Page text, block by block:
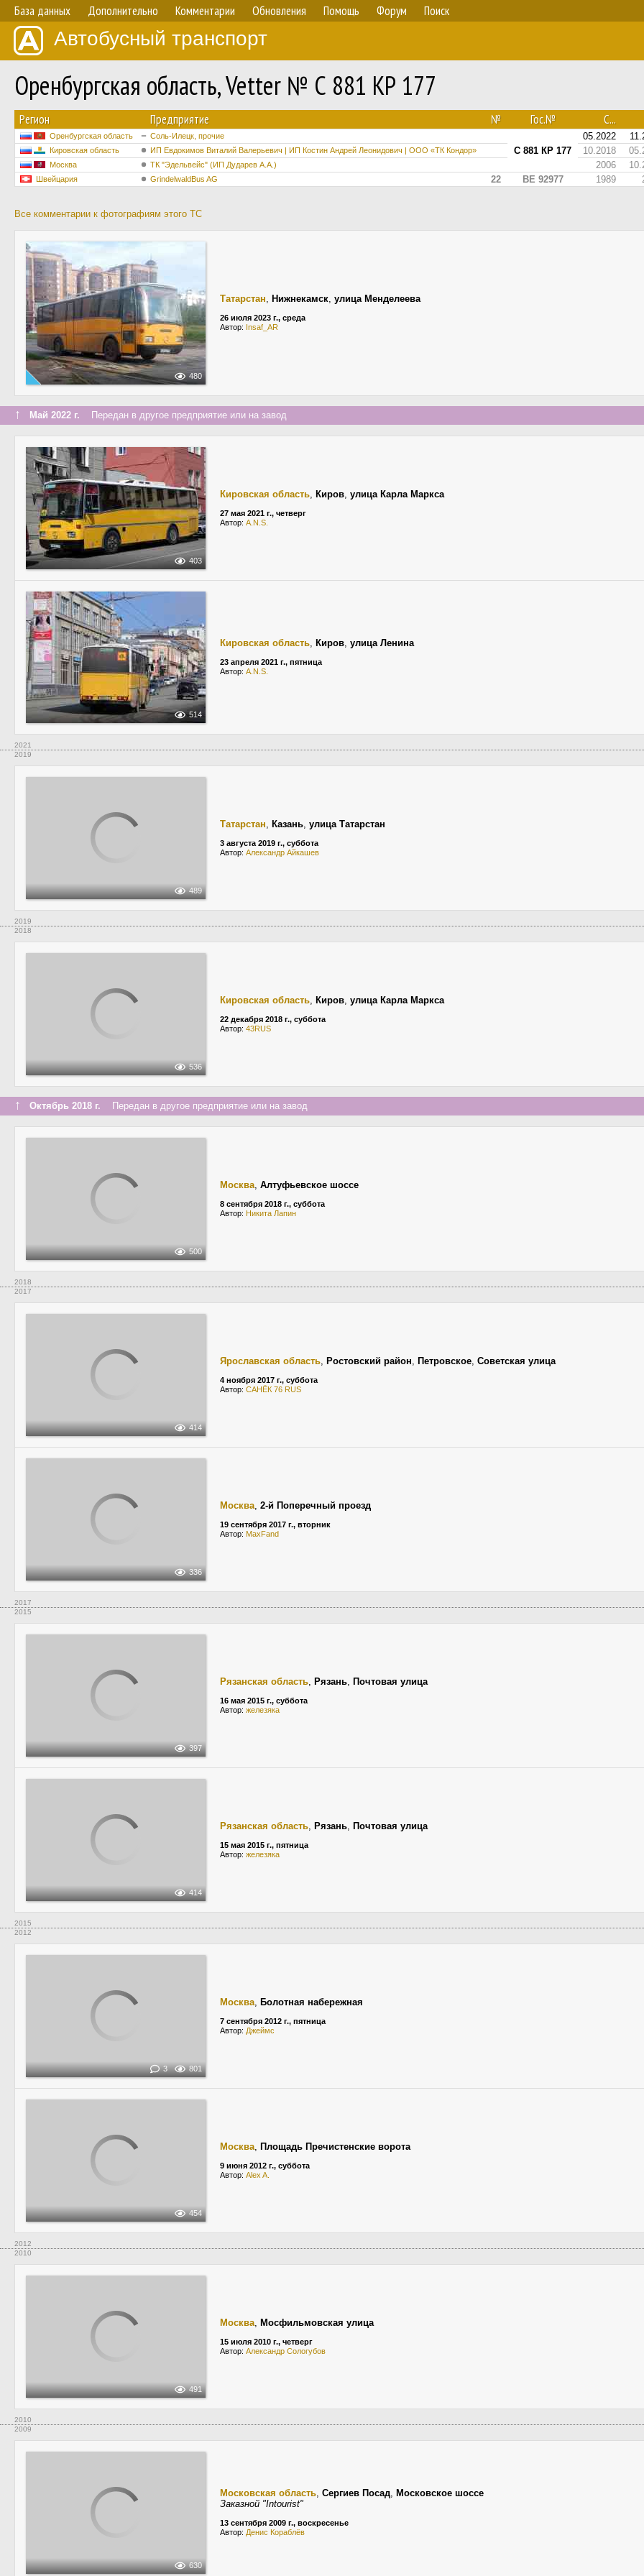
База данных Дополнительно Комментарии Обновления Помощь Форум Поиск
Автобусный транспорт
Оренбургская область, Vetter № С 881 КР 177
Регион Предприятие № Гос.№ С...
Оренбургская область Соль-Илецк, прочие
С 881 КР 177
05.2022
Кировская область ИП Евдокимов Виталий Валерьевич | ИП Костин Андрей Леонидович | ООО «ТК Кондор» 10.2018
Москва ТК "Эдельвейс" (ИП Дударев А.А.) 2006
Швейцария GrindelwaldBus AG 22 BE 92977 1989
Все комментарии к фотографиям этого ТС
480
Татарстан, Нижнекамск, улица Менделеева
26 июля 2023 г., среда
Автор: Insaf_AR
↑ Май 2022 г. Передан в другое предприятие или на завод
403
Кировская область, Киров, улица Карла Маркса
27 мая 2021 г., четверг
Автор: A.N.S.
514
Кировская область, Киров, улица Ленина
23 апреля 2021 г., пятница
Автор: A.N.S.
2021
2019
489
Татарстан, Казань, улица Татарстан
3 августа 2019 г., суббота
Автор: Александр Айкашев
2019
2018
536
Кировская область, Киров, улица Карла Маркса
22 декабря 2018 г., суббота
Автор: 43RUS
↑ Октябрь 2018 г. Передан в другое предприятие или на завод
500
Москва, Алтуфьевское шоссе
8 сентября 2018 г., суббота
Автор: Никита Лапин
2018
2017
414
Ярославская область, Ростовский район, Петровское, Советская улица
4 ноября 2017 г., суббота
Автор: САНЁК 76 RUS
336
Москва, 2-й Поперечный проезд
19 сентября 2017 г., вторник
Автор: MaxFand
2017
2015
397
Рязанская область, Рязань, Почтовая улица
16 мая 2015 г., суббота
Автор: железяка
414
Рязанская область, Рязань, Почтовая улица
15 мая 2015 г., пятница
Автор: железяка
2015
2012
3 801
Москва, Болотная набережная
7 сентября 2012 г., пятница
Автор: Джеймс
454
Москва, Площадь Пречистенские ворота
9 июня 2012 г., суббота
Автор: Alex A.
2012
2010
491
Москва, Мосфильмовская улица
15 июля 2010 г., четверг
Автор: Александр Сологубов
2010
2009
630
Московская область, Сергиев Посад, Московское шоссе
Заказной "Intourist"
13 сентября 2009 г., воскресенье
Автор: Денис Кораблёв